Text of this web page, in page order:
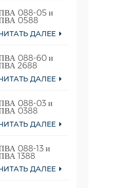
088-05 и
0588
ДАЛЕЕ
088-60 и
2688
ДАЛЕЕ
088-03 и
0388
ДАЛЕЕ
088-13 и
1388
ДАЛЕЕ